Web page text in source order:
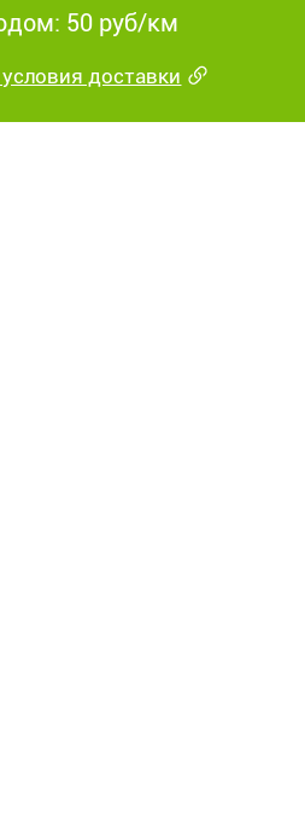
50 руб/км
доставки